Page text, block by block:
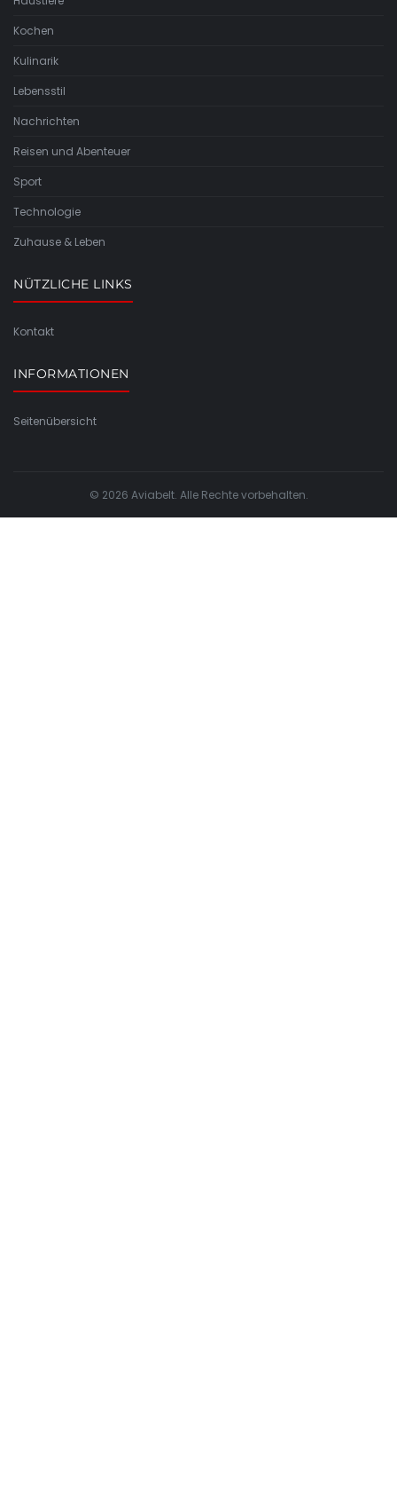
Kochen
Kulinarik
Lebensstil
Nachrichten
Reisen und Abenteuer
Sport
Technologie
Zuhause & Leben
NÜTZLICHE LINKS
Kontakt
INFORMATIONEN
Seitenübersicht
© 2026 Aviabelt. Alle Rechte vorbehalten.